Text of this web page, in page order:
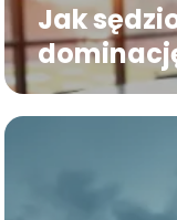
Jak
walce